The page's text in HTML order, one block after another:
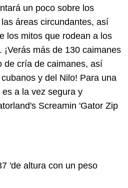
un poco sobre los
áreas circundantes, así
los mitos que rodean a los
más de 130 caimanes
de cría de caimanes, así
y del Nilo! Para una
a la vez segura y
Screamin 'Gator Zip
'de altura con un peso